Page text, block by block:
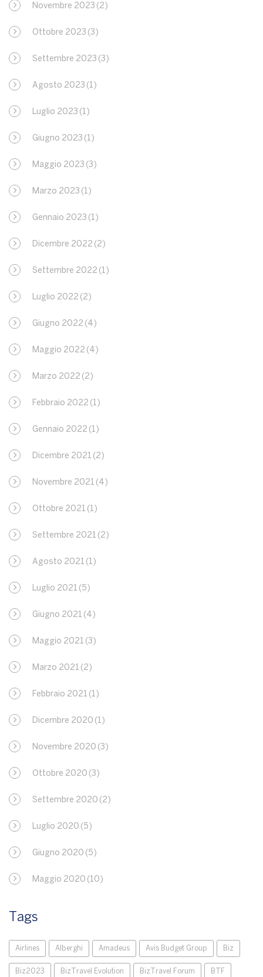
Novembre 2023 (2)
Ottobre 2023 (3)
Settembre 2023 (3)
Agosto 2023 (1)
Luglio 2023 (1)
Giugno 2023 (1)
Maggio 2023 (3)
Marzo 2023 (1)
Gennaio 2023 (1)
Dicembre 2022 (2)
Settembre 2022 (1)
Luglio 2022 (2)
Giugno 2022 (4)
Maggio 2022 (4)
Marzo 2022 (2)
Febbraio 2022 (1)
Gennaio 2022 (1)
Dicembre 2021 (2)
Novembre 2021 (4)
Ottobre 2021 (1)
Settembre 2021 (2)
Agosto 2021 (1)
Luglio 2021 (5)
Giugno 2021 (4)
Maggio 2021 (3)
Marzo 2021 (2)
Febbraio 2021 (1)
Dicembre 2020 (1)
Novembre 2020 (3)
Ottobre 2020 (3)
Settembre 2020 (2)
Luglio 2020 (5)
Giugno 2020 (5)
Maggio 2020 (10)
Tags
Airlines Alberghi Amadeus Avis Budget Group Biz
Biz2023 BizTravel Evolution BizTravel Forum BTF